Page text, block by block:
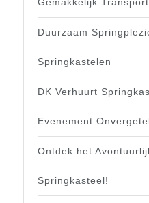
Duurzaam
Springkastelen
DK Verhuurt
Evenement
Ontdek het
Springkasteel!